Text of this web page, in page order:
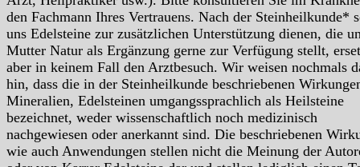
den Fachmann Ihres Vertrauens. Nach der Steinheilkunde*
uns Edelsteine zur zusätzlichen Unterstützung dienen, die
Mutter Natur als Ergänzung gerne zur Verfügung stellt,
aber in keinem Fall den Arztbesuch. Wir weisen nochmals
hin, dass die in der Steinheilkunde beschriebenen
Mineralien, Edelsteinen umgangssprachlich als Heilsteine
bezeichnet, weder wissenschaftlich noch medizinisch
nachgewiesen oder anerkannt sind. Die beschriebenen
wie auch Anwendungen stellen nicht die Meinung der